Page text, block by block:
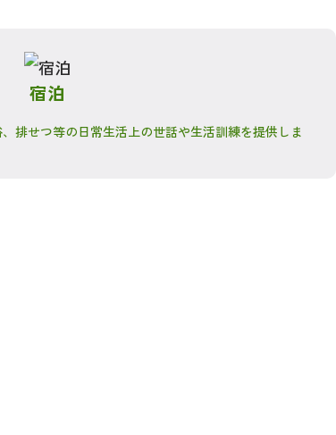
宿泊
排せつ等の日常生活上の世話や生活訓練を提供しま